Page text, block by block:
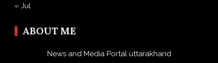
« Jul
ABOUT ME
News and Media Portal uttarakhand